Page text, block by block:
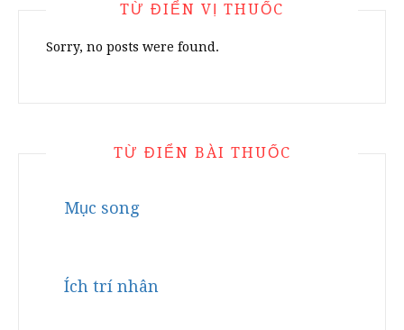
TỪ ĐIỂN VỊ THUỐC
Sorry, no posts were found.
TỪ ĐIỂN BÀI THUỐC
Mục song
Ích trí nhân